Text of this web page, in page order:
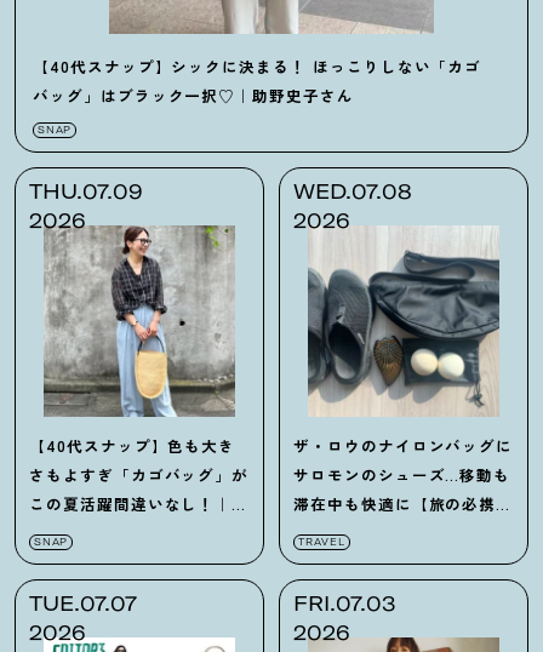
【40代スナップ】シックに決まる ！
ほっこりしない「カゴ
バッグ」はブラック一択♡｜助野史子さん
SNAP
THU.07.09
2026
【40代スナップ】色も大き
さもよすぎ「カゴバッグ」が
この夏活躍間違いなし ！
｜石
塚愛子さん
SNAP
WED.07.08
2026
ザ・ロウのナイロンバッグに
サロモンのシューズ…移動も
滞在中も快適に【旅の必携ア
イテム】4選
TRAVEL
TUE.07.07
2026
FRI.07.03
2026